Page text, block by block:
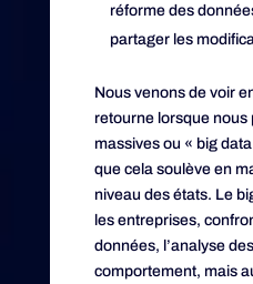
réforme des
partager les
Nous venons de voir
retourne lorsque nous
massives ou « big
que cela soulève en
niveau des états. Le
les entreprises,
données, l’analyse
comportement, mais